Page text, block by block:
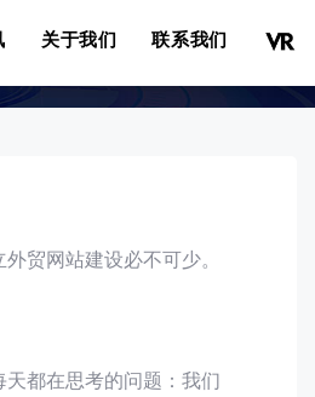
关于我们 联系我们
贸网站建设必不可少。
都在思考的问题：我们